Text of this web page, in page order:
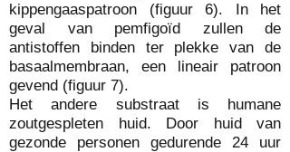
kippengaaspatroon (figuur 6). In het
geval van pemfigoïd zullen de
antistoffen binden ter plekke van de
basaalmembraan, een lineair patroon
gevend (figuur 7).
Het andere substraat is humane
zoutgespleten huid. Door huid van
gezonde personen gedurende 24 uur